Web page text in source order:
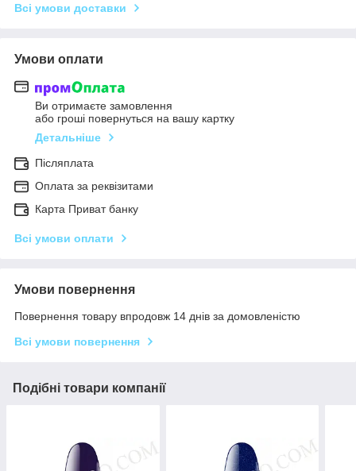
Всі умови доставки
Умови оплати
Ви отримаєте замовлення
або гроші повернуться на вашу картку
Детальніше
Післяплата
Оплата за реквізитами
Карта Приват банку
Всі умови оплати
Умови повернення
Повернення товару впродовж 14 днів за домовленістю
Всі умови повернення
Подібні товари компанії